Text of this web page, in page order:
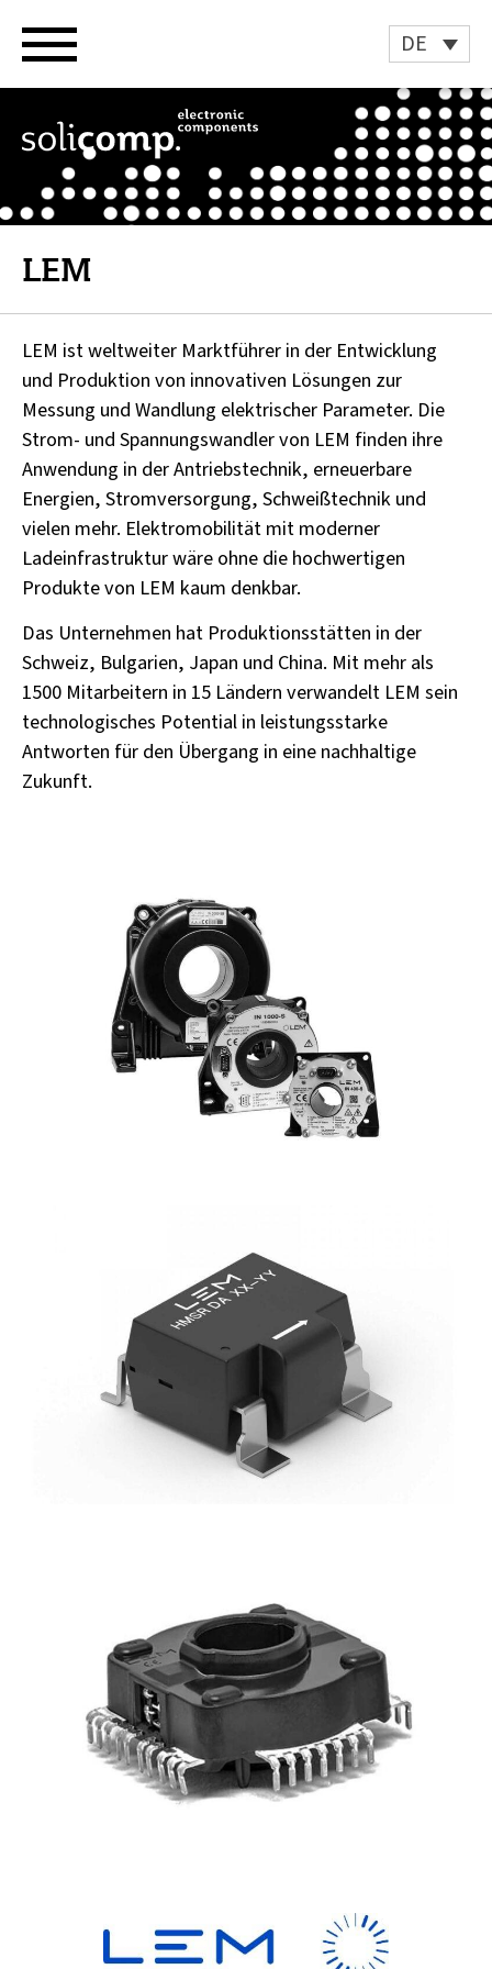
DE
Inhalt
LEM
LEM ist weltweiter Marktführer in der Entwicklung
und Produktion von innovativen Lösungen zur
Messung und Wandlung elektrischer Parameter. Die
Strom- und Spannungswandler von LEM finden ihre
Anwendung in der Antriebstechnik, erneuerbare
Energien, Stromversorgung, Schweißtechnik und
vielen mehr. Elektromobilität mit moderner
Ladeinfrastruktur wäre ohne die hochwertigen
Produkte von LEM kaum denkbar.
Das Unternehmen hat Produktionsstätten in der
Schweiz, Bulgarien, Japan und China. Mit mehr als
1500 Mitarbeitern in 15 Ländern verwandelt LEM sein
technologisches Potential in leistungsstarke
Antworten für den Übergang in eine nachhaltige
Zukunft.